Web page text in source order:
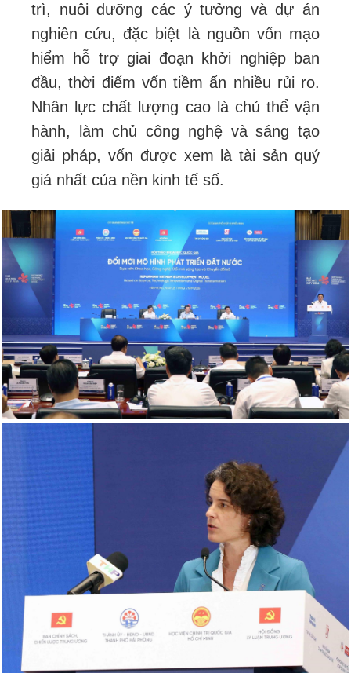
trì, nuôi dưỡng các ý tưởng và dự án
nghiên cứu, đặc biệt là nguồn vốn mạo
hiểm hỗ trợ giai đoạn khởi nghiệp ban
đầu, thời điểm vốn tiềm ẩn nhiều rủi ro.
Nhân lực chất lượng cao là chủ thể vận
hành, làm chủ công nghệ và sáng tạo
giải pháp, vốn được xem là tài sản quý
giá nhất của nền kinh tế số.